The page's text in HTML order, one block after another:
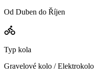
Od Duben do Říjen
Typ kola
Gravelové kolo / Elektrokolo